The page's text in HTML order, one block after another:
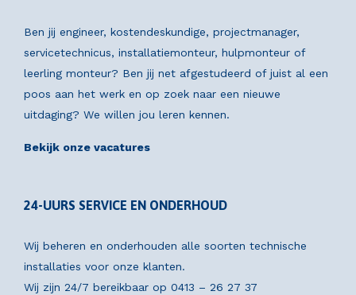
Ben jij engineer, kostendeskundige, projectmanager,
servicetechnicus, installatiemonteur, hulpmonteur of
leerling monteur? Ben jij net afgestudeerd of juist al een
poos aan het werk en op zoek naar een nieuwe
uitdaging? We willen jou leren kennen.
Bekijk onze vacatures
24-UURS SERVICE EN ONDERHOUD
Wij beheren en onderhouden alle soorten technische
installaties voor onze klanten.
Wij zijn 24/7 bereikbaar op 0413 – 26 27 37